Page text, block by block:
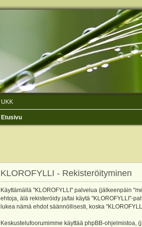
UKK
Etusivu
KLOROFYLLI - Rekisteröityminen
Käyttämällä "KLOROFYLLI" palvelua (jälkeenpäin
ehtoja, älä rekisteröidy ja/tai käytä "KLOROFYLLI"-
lukea nämä ehdot säännöllisesti, koska
Keskustelufoorumimme käyttää phpBB-ohjelmistoa,